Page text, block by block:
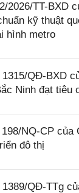
2026/TT-BXD
kỹ thuật
hình metro
QĐ-BXD
Ninh đạt tiêu
NQ-CP của
đô thị
1389/QĐ-TTg